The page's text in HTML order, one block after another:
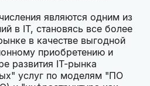
являются одним из
в IT, становясь все более
в качестве выгодной
приобретению и
развития IT-рынка
услуг по моделям "ПО